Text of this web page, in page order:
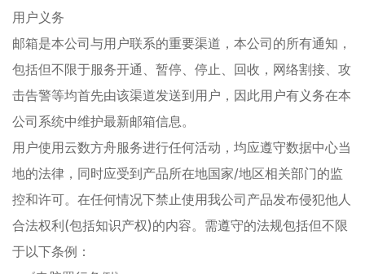
用户义务
邮箱是本公司与用户联系的重要渠道，本公司的所有通知，
包括但不限于服务开通、暂停、停止、回收，网络割接、攻
击告警等均首先由该渠道发送到用户，因此用户有义务在本
公司系统中维护最新邮箱信息。
用户使用云数方舟服务进行任何活动，均应遵守数据中心当
地的法律，同时应受到产品所在地国家/地区相关部门的监
控和许可。在任何情况下禁止使用我公司产品发布侵犯他人
合法权利(包括知识产权)的内容。需遵守的法规包括但不限
于以下条例：